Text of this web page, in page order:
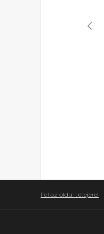
Fel az oldal tetejére!